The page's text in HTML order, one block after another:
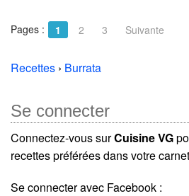
Pages : 1 2 3 Suivante
Recettes › Burrata
Se connecter
Connectez-vous surCuisine VG
recettes préférées dans votre
Se connecter avec Facebook :